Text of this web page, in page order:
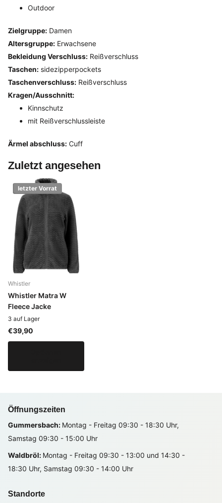
Outdoor
Zielgruppe: Damen
Altersgruppe: Erwachsene
Bekleidung Verschluss: Reißverschluss
Taschen: sidezipperpockets
Taschenverschluss: Reißverschluss
Kragen/Ausschnitt:
Kinnschutz
mit Reißverschlussleiste
Ärmel abschluss: Cuff
Zuletzt angesehen
letzter Vorrat
Whistler
Whistler Matra W
Fleece Jacke
3 auf Lager
€39,90
Öffnungszeiten
Gummersbach: Montag - Freitag 09:30 - 18:30 Uhr,
Samstag 09:30 - 15:00 Uhr
Waldbröl: Montag - Freitag 09:30 - 13:00 und 14:30 -
18:30 Uhr, Samstag 09:30 - 14:00 Uhr
Standorte